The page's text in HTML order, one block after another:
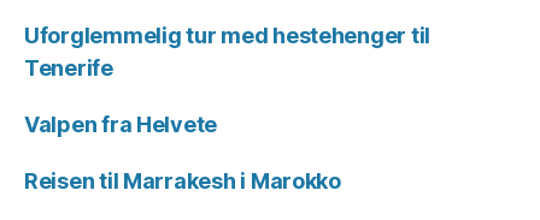
Uforglemmelig tur med hestehenger til
Tenerife
Valpen fra Helvete
Reisen til Marrakesh i Marokko